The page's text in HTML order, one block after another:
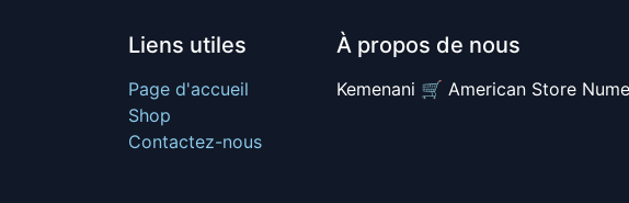
Liens utiles
Page d'accueil
Shop
Contactez-nous
À propos de nous
Kemenani 🛒 American Store